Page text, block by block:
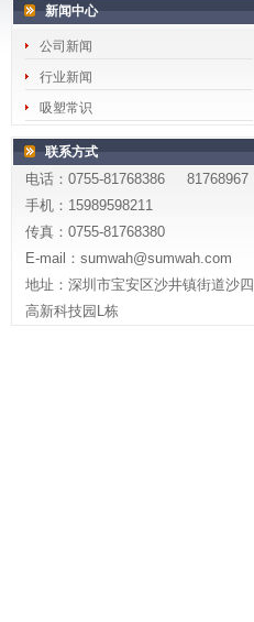
新闻中心
公司新闻
行业新闻
吸塑常识
联系方式
电话：0755-81768386 81768967
手机：15989598211
传真：0755-81768380
E-mail：sumwah@sumwah.com
地址：深圳市宝安区沙井镇街道沙四
高新科技园L栋